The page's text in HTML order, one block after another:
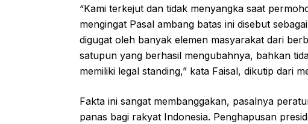
“Kami terkejut dan tidak menyangka saat
mengingat Pasal ambang batas ini disebut
digugat oleh banyak elemen masyarakat dari
satupun yang berhasil mengubahnya, bahkan
memiliki legal standing,” kata Faisal, dikutip dari
Fakta ini sangat membanggakan, pasalnya
panas bagi rakyat Indonesia. Penghapusan